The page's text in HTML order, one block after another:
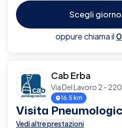
Scegli giorno
oppure chiama il
Cab Erba
Via Del Lavoro 2 -
16.5 km
Visita
Vedi altre prestazioni